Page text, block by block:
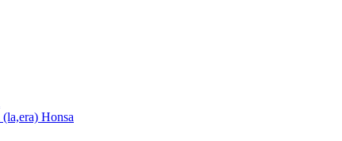
(la,era) Honsa